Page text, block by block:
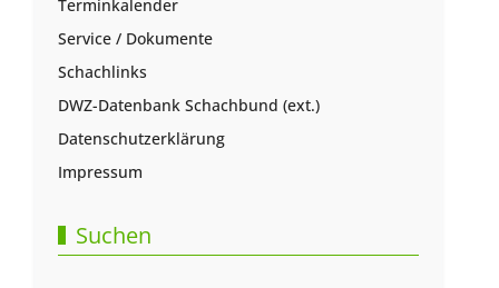
Terminkalender
Service / Dokumente
Schachlinks
DWZ-Datenbank Schachbund (ext.)
Datenschutzerklärung
Impressum
Suchen